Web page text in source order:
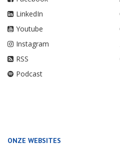
LinkedIn
Youtube
Instagram
RSS
Podcast
ONZE WEBSITES